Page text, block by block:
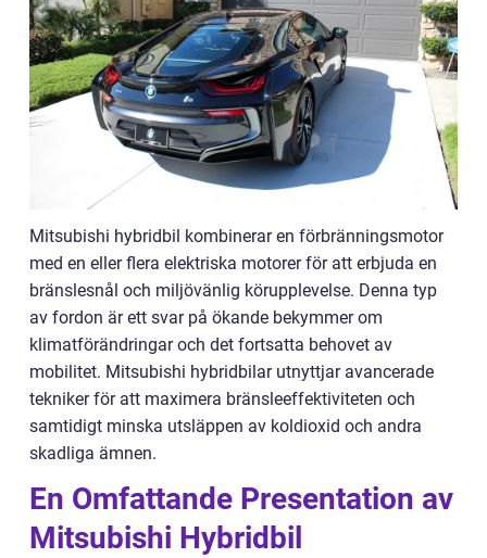
Mitsubishi hybridbil kombinerar en förbränningsmotor
med en eller flera elektriska motorer för att erbjuda en
bränslesnål och miljövänlig körupplevelse. Denna typ
av fordon är ett svar på ökande bekymmer om
klimatförändringar och det fortsatta behovet av
mobilitet. Mitsubishi hybridbilar utnyttjar avancerade
tekniker för att maximera bränsleeffektiviteten och
samtidigt minska utsläppen av koldioxid och andra
skadliga ämnen.
En Omfattande Presentation av
Mitsubishi Hybridbil